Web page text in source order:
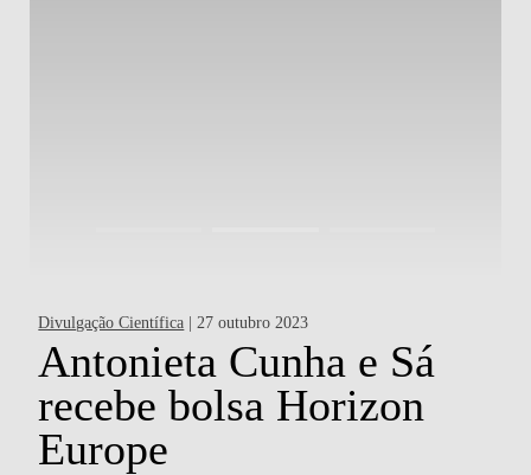
Divulgação Científica | 27 outubro 2023
Antonieta Cunha e Sá
recebe bolsa Horizon
Europe